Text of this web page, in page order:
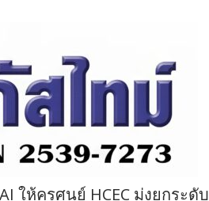
ให้ครูศูนย์ HCEC มุ่งยกระดับ